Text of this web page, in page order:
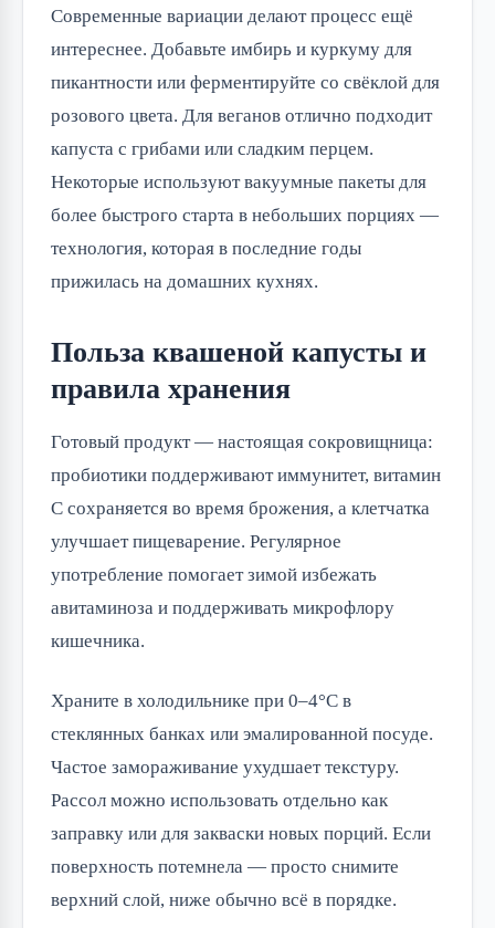
Современные вариации делают процесс ещё
интереснее. Добавьте имбирь и куркуму для
пикантности или ферментируйте со свёклой для
розового цвета. Для веганов отлично подходит
капуста с грибами или сладким перцем.
Некоторые используют вакуумные пакеты для
более быстрого старта в небольших порциях —
технология, которая в последние годы
прижилась на домашних кухнях.
Польза квашеной капусты и
правила хранения
Готовый продукт — настоящая сокровищница:
пробиотики поддерживают иммунитет, витамин
C сохраняется во время брожения, а клетчатка
улучшает пищеварение. Регулярное
употребление помогает зимой избежать
авитаминоза и поддерживать микрофлору
кишечника.
Храните в холодильнике при 0–4°C в
стеклянных банках или эмалированной посуде.
Частое замораживание ухудшает текстуру.
Рассол можно использовать отдельно как
заправку или для закваски новых порций. Если
поверхность потемнела — просто снимите
верхний слой, ниже обычно всё в порядке.